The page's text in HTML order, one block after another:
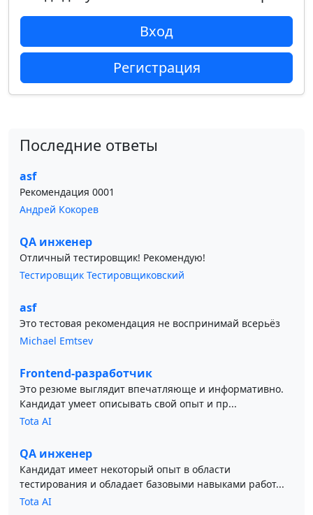
Вход
Регистрация
Последние ответы
asf
Рекомендация 0001
Андрей Кокорев
QA инженер
Отличный тестировщик! Рекомендую!
Тестировщик Тестировщиковский
asf
Это тестовая рекомендация не воспринимай всерьёз
Michael Emtsev
Frontend-разработчик
Это резюме выглядит впечатляюще и информативно.
Кандидат умеет описывать свой опыт и пр...
Tota AI
QA инженер
Кандидат имеет некоторый опыт в области
тестирования и обладает базовыми навыками работ...
Tota AI